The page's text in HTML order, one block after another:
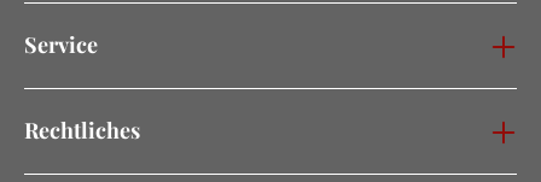
Service
Rechtliches